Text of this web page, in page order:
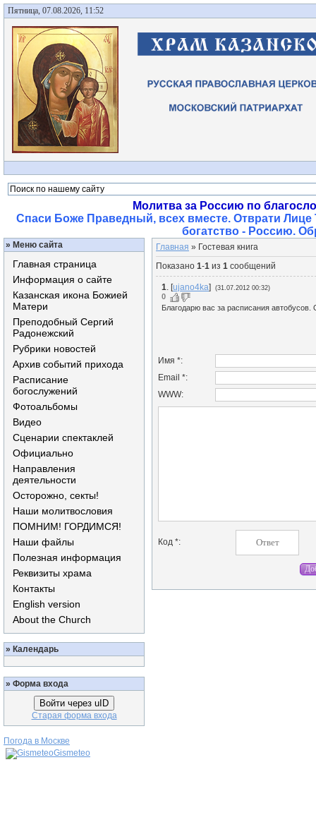
Пятница, 07.08.2026, 11:52
Молитва за Россию по
Спаси Боже Праведный, всех вместе. Отврати
богатство - Россию.
» Меню сайта
Главная страница
Информация о сайте
Казанская икона Божией
Матери
Преподобный Сергий
Радонежский
Рубрики новостей
Архив событий прихода
Расписание
богослужений
Фотоальбомы
Видео
Сценарии спектаклей
Официально
Направления
деятельности
Осторожно, секты!
Наши молитвословия
ПОМНИМ! ГОРДИМСЯ!
Наши файлы
Полезная информация
Реквизиты храма
Контакты
English version
About the Church
» Календарь
» Форма входа
Войти через uID
Старая форма входа
Погода в Москве
Gismeteo
Главная » Гостевая книга
Показано 1-1 из 1 сообщений
1. [ujano4ka] (31.07.2012 00:32)
0
Благодарю вас за расписания автобусов.
Имя *:
Email *:
WWW:
Код *: